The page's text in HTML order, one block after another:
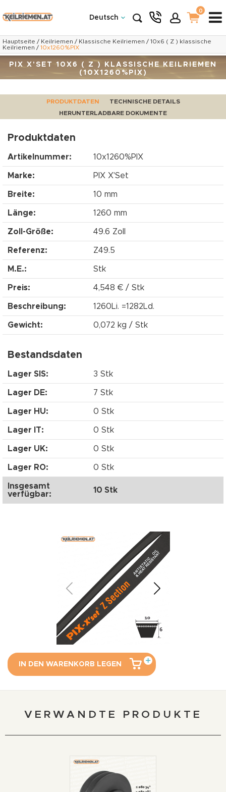
Deutsch
0
Hauptseite / Keilriemen / Klassische Keilriemen / 10x6 ( Z ) klassische
Keilriemen / 10x1260%PIX
PIX X'SET 10X6 ( Z ) KLASSISCHE KEILRIEMEN
(10X1260%PIX)
PRODUKTDATEN
TECHNISCHE DETAILS
HERUNTERLADBARE DOKUMENTE
Produktdaten
Artikelnummer: 10x1260%PIX
Marke: PIX X'Set
Breite: 10 mm
Länge: 1260 mm
Zoll-Größe: 49.6 Zoll
Referenz: Z49.5
M.E.: Stk
Preis: 4,548 € / Stk
Beschreibung: 1260Li. =1282Ld.
Gewicht: 0,072 kg / Stk
Bestandsdaten
Lager SIS: 3 Stk
Lager DE: 7 Stk
Lager HU: 0 Stk
Lager IT: 0 Stk
Lager UK: 0 Stk
Lager RO: 0 Stk
Insgesamt
verfügbar:
10 Stk
IN DEN WARENKORB LEGEN
VERWANDTE PRODUKTE